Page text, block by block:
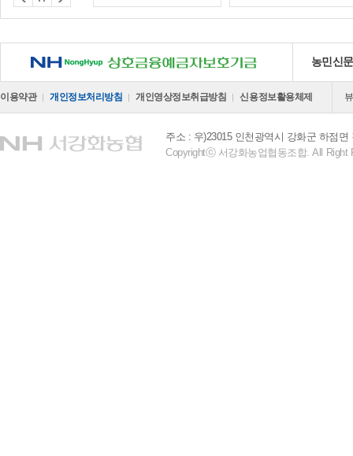
NH 상호금융예금자보호기금 농민신
이용약관 개인정보처리방침 개인영상정보취급방침 신용정보활용체제
주소 : 우)23015 인천광역시 강화군 하점면
Copyrightⓒ 서강화농업협동조합. All Right